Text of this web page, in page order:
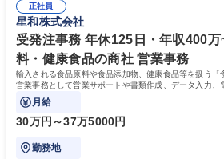
務人事】経験者歓迎！/阪急阪神HDグループ/年
囲のメンバーと協調しつつ主体性を持って能動
歴・資格 学歴：大学院 大学 高専 短大 専修学
正社員
星和株式会社
受発注事務 年休125日・年収400
料・健康食品の商社 営業事務
輸入される食品原料や食品添加物、健康食品等を扱う「
営業事務として営業サポートや書類作成、データ入力、
す。
月給
30万円～37万5000円
勤務地